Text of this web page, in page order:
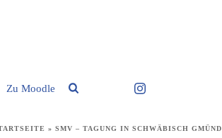
Zu Moodle
» SMV – TAGUNG IN SCHWÄBISCH GMÜND